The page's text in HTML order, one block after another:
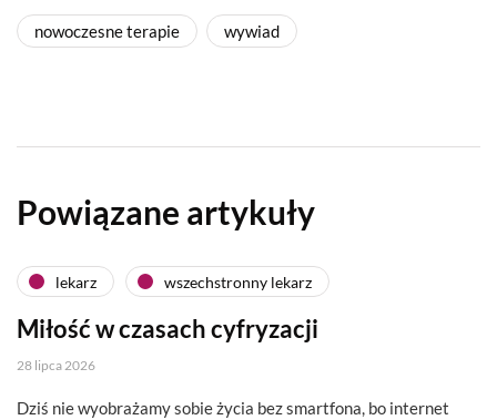
nowoczesne terapie wywiad
Powiązane artykuły
lekarz wszechstronny lekarz
Miłość w czasach cyfryzacji
28 lipca 2026
Dziś nie wyobrażamy sobie życia bez smartfona, bo internet